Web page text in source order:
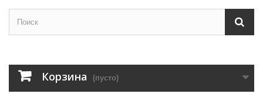
Корзина (пусто)